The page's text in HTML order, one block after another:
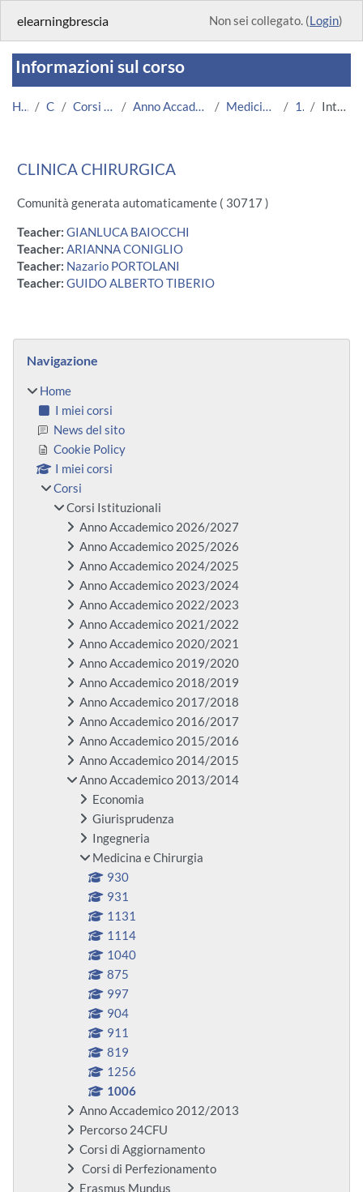
elearningbrescia Non sei collegato. (Login)
Informazioni sul corso
Home Corsi Corsi Istituzionali Anno Accademico 2013/2014 Medicina e Chirurgia 1006 Introduzione
CLINICA CHIRURGICA
Comunità generata automaticamente ( 30717 )
Teacher: GIANLUCA BAIOCCHI
Teacher: ARIANNA CONIGLIO
Teacher: Nazario PORTOLANI
Teacher: GUIDO ALBERTO TIBERIO
Blocchi
Navigazione
Home
I miei corsi
News del sito
Cookie Policy
I miei corsi
Corsi
Corsi Istituzionali
Anno Accademico 2026/2027
Anno Accademico 2025/2026
Anno Accademico 2024/2025
Anno Accademico 2023/2024
Anno Accademico 2022/2023
Anno Accademico 2021/2022
Anno Accademico 2020/2021
Anno Accademico 2019/2020
Anno Accademico 2018/2019
Anno Accademico 2017/2018
Anno Accademico 2016/2017
Anno Accademico 2015/2016
Anno Accademico 2014/2015
Anno Accademico 2013/2014
Economia
Giurisprudenza
Ingegneria
Medicina e Chirurgia
930
931
1131
1114
1040
875
997
904
911
819
1256
1006
Anno Accademico 2012/2013
Percorso 24CFU
Corsi di Aggiornamento
Corsi di Perfezionamento
Erasmus Mundus